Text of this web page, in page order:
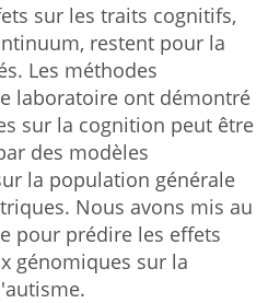
sur les traits cognitifs,
restent pour la
Les méthodes
laboratoire ont démontré
sur la cognition peut être
des modèles
la population générale
Nous avons mis au
pour prédire les effets
génomiques sur la